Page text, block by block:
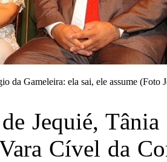
da Gameleira: ela sai, ele assume (Foto
Jequié,
Cível da